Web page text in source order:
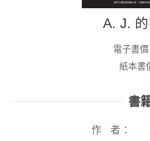
A. J.
電子書價
紙本書
書
作
者：